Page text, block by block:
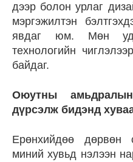
дээр болон урлаг
мэргэжилтэн
явдаг юм. Мөн
технологийн
байдаг.
Оюутны
дүрсэлж бидэнд
Ерөнхийдөө дөрвөн
миний хувьд нэлээн